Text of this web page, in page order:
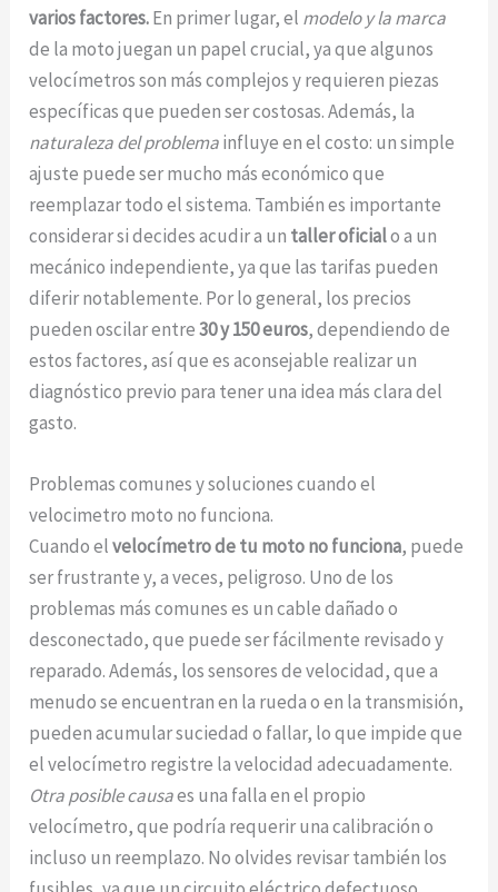
varios factores.En primer lugar, el modelo y la marca
de la moto juegan un papel crucial, ya que algunos
velocímetros son más complejos y requieren piezas
específicas que pueden ser costosas. Además, la
naturaleza del problemainfluye en el costo: un simple
ajuste puede ser mucho más económico que
reemplazar todo el sistema. También es importante
considerar si decides acudir a un taller oficialo a un
mecánico independiente, ya que las tarifas pueden
diferir notablemente. Por lo general, los precios
pueden oscilar entre30 y 150 euros, dependiendo de
estos factores, así que es aconsejable realizar un
diagnóstico previo para tener una idea más clara del
gasto.
Problemas comunes y soluciones cuando el
velocimetro moto no funciona.
Cuando elvelocímetro de tu moto no funciona, puede
ser frustrante y, a veces, peligroso. Uno de los
problemas más comunes es un cable dañado o
desconectado, que puede ser fácilmente revisado y
reparado. Además, los sensores de velocidad, que a
menudo se encuentran en la rueda o en la transmisión,
pueden acumular suciedad o fallar, lo que impide que
el velocímetro registre la velocidad adecuadamente.
Otra posible causaes una falla en el propio
velocímetro, que podría requerir una calibración o
incluso un reemplazo. No olvides revisar también los